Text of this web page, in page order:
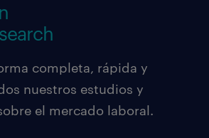
completa, rápida y
nuestros estudios y
el mercado laboral.